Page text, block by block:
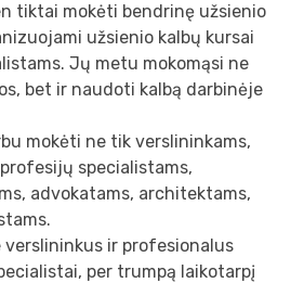
tiktai mokėti bendrinę užsienio
užsienio kalbų kursai
Jų metu mokomąsi ne
bet ir naudoti kalbą darbinėje
mokėti ne tik verslininkams,
specialistams,
advokatams, architektams,
verslininkus ir profesionalus
per trumpą laikotarpį